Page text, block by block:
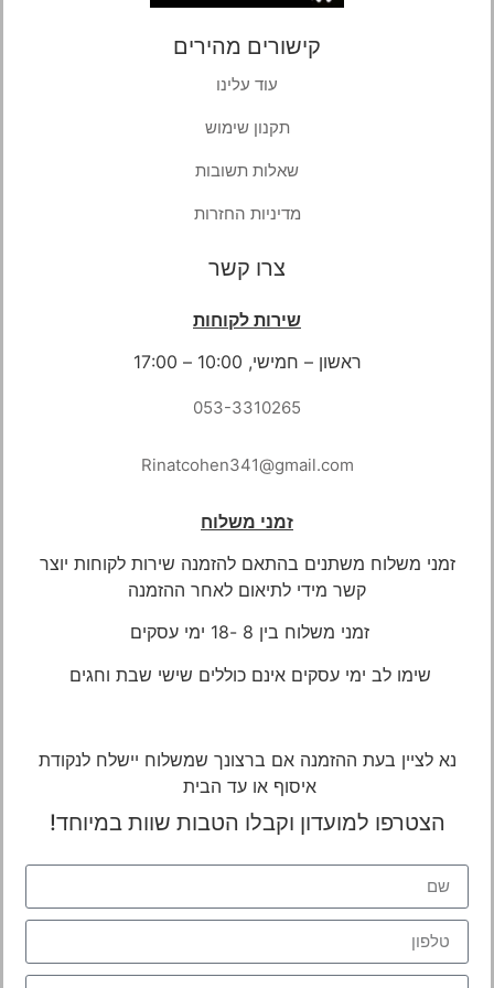
קישורים מהירים
עוד עלינו
תקנון שימוש
שאלות תשובות
מדיניות החזרות
צרו קשר
שירות לקוחות
ראשון – חמישי, 10:00 – 17:00
053-3310265
Rinatcohen341@gmail.com
זמני משלוח
זמני משלוח משתנים בהתאם להזמנה שירות לקוחות יוצר
קשר מידי לתיאום לאחר ההזמנה
זמני משלוח בין 8 -18 ימי עסקים
שימו לב ימי עסקים אינם כוללים שישי שבת וחגים
נא לציין בעת ההזמנה אם ברצונך שמשלוח יישלח לנקודת
איסוף או עד הבית
הצטרפו למועדון וקבלו הטבות שוות במיוחד!